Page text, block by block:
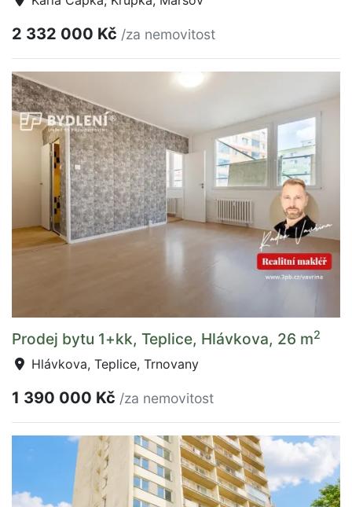
2 332 000 Kč /za nemovitost
Prodej bytu 1+kk, Teplice, Hlávkova, 26 m2
Hlávkova, Teplice, Trnovany
1 390 000 Kč /za nemovitost